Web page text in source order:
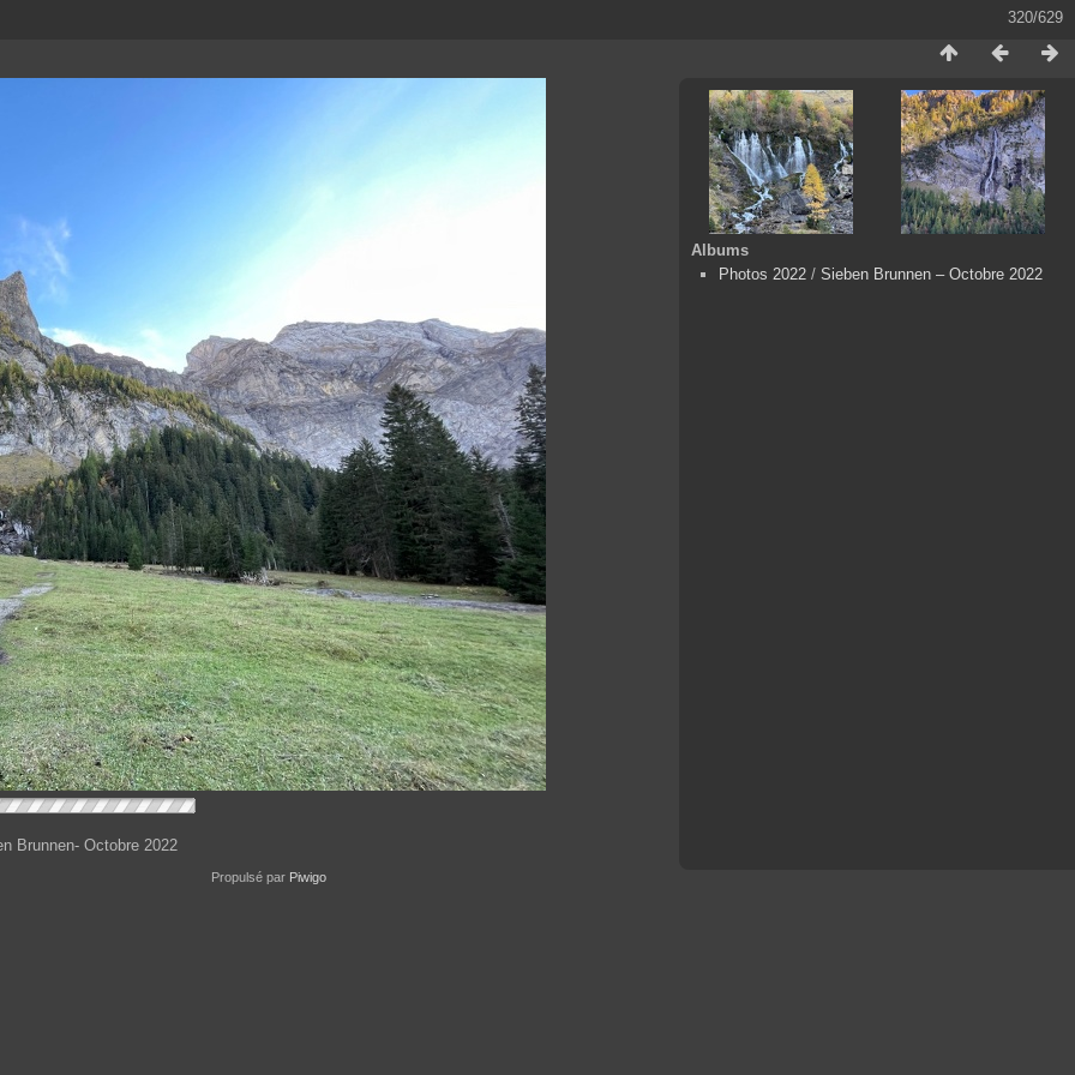
320/629
Brunnen- Octobre 2022
Albums
Photos 2022 / Sieben Brunnen – Octobre 2022
Propulsé par Piwigo